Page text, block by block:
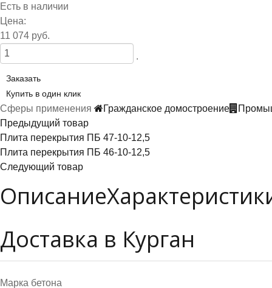
Есть в наличии
Цена:
11 074 руб.
.
Заказать
Купить в один клик
Сферы применения Гражданское домостроение
Предыдущий товар
Плита перекрытия ПБ 47-10-12,5
Плита перекрытия ПБ 46-10-12,5
Следующий товар
Описание
Доставка в Курган
Марка бетона